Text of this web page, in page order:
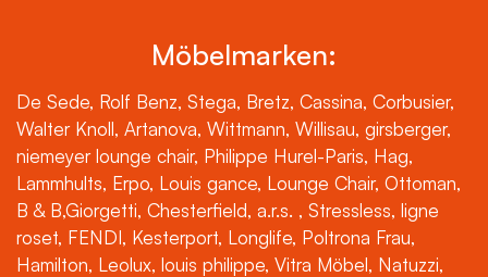
Möbelmarken:
De Sede, Rolf Benz, Stega, Bretz, Cassina, Corbusier,
Walter Knoll, Artanova, Wittmann, Willisau, girsberger,
niemeyer lounge chair, Philippe Hurel-Paris, Hag,
Lammhults, Erpo, Louis gance, Lounge Chair, Ottoman,
B & B,Giorgetti, Chesterfield, a.r.s. , Stressless, ligne
roset, FENDI, Kesterport, Longlife, Poltrona Frau,
Hamilton, Leolux, louis philippe, Vitra Möbel, Natuzzi,